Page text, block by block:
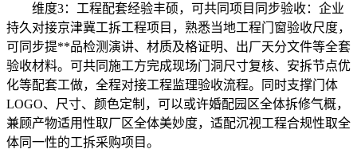
维度3：工程配套经验丰硕，可共同项目同步验收：企业
持久对接京津冀工拆工程项目，熟悉当地工程门窗验收尺度，
可同步提**品检测演讲、材质及格证明、出厂天分文件等全套
验收材料。可共同施工方完成现场门洞尺寸复核、安拆节点优
化等配套工做，全程对接工程监理验收流程。同时支撑门体
LOGO、尺寸、颜色定制，可以或许婚配园区全体拆修气概，
兼顾产物适用性取厂区全体美妙度，适配沉视工程合规性取全
体同一性的工拆采购项目。